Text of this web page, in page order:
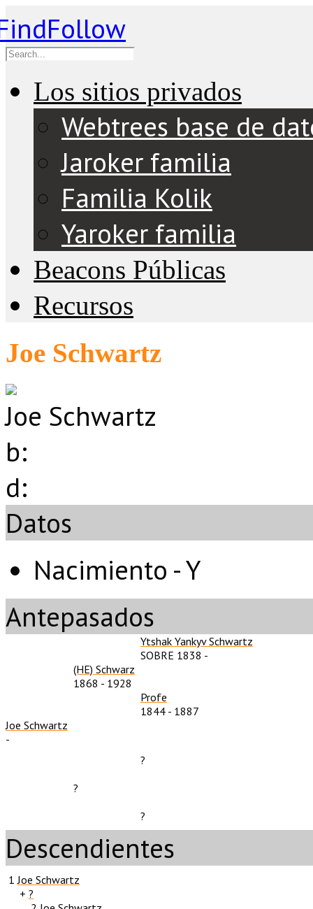
Los sitios privados
Webtrees base de
Jaroker familia
Familia Kolik
Yaroker familia
Beacons Públicas
Recursos
Joe Schwartz
Joe Schwartz
b:
d:
Datos
Nacimiento - Y
Antepasados
Ytshak Yankyv Schwartz
SOBRE 1838 -
(HE) Schwarz
1868 - 1928
Profe
1844 - 1887
Joe Schwartz
-
?
?
?
Descendientes
1Joe Schwartz
+ ?